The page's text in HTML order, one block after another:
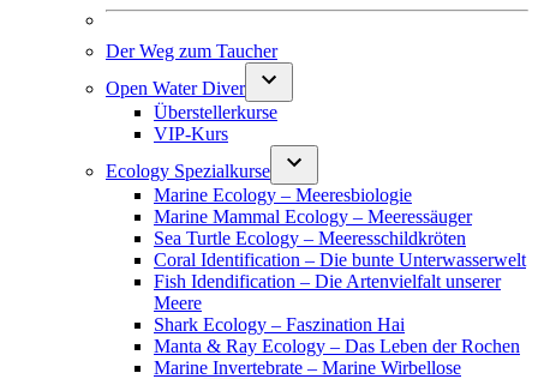
Der Weg zum Taucher
Open Water Diver
Überstellerkurse
VIP-Kurs
Ecology Spezialkurse
Marine Ecology – Meeresbiologie
Marine Mammal Ecology – Meeressäuger
Sea Turtle Ecology – Meeresschildkröten
Coral Identification – Die bunte Unterwasserwelt
Fish Idendification – Die Artenvielfalt unserer
Meere
Shark Ecology – Faszination Hai
Manta & Ray Ecology – Das Leben der Rochen
Marine Invertebrate – Marine Wirbellose